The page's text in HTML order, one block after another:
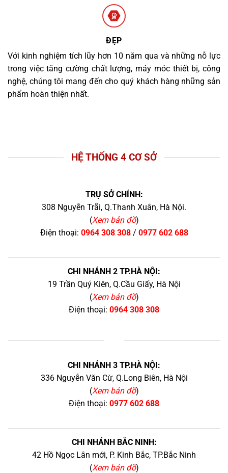
ĐẸP
Với kinh nghiệm tích lũy hơn 10 năm qua và những nỗ lực
trong việc tăng cường chất lượng, máy móc thiết bị, công
nghệ, chúng tôi mang đến cho quý khách hàng những sản
phẩm hoàn thiện nhất.
HỆ THỐNG 4 CƠ SỞ
TRỤ SỞ CHÍNH:
308 Nguyễn Trãi, Q.Thanh Xuân, Hà Nội.
(Xem bản đồ)
Điện thoại: 0964 308 308/ 0977 602 688
CHI NHÁNH 2 TP.HÀ NỘI:
19 Trần Quý Kiên, Q.Cầu Giấy, Hà Nội
(Xem bản đồ)
Điện thoại: 0964 308 308
CHI NHÁNH 3 TP.HÀ NỘI:
336 Nguyễn Văn Cừ, Q.Long Biên, Hà Nội
(Xem bản đồ)
Điện thoại: 0977 602 688
CHI NHÁNH BẮC NINH:
42 Hồ Ngọc Lân mới, P. Kinh Bắc, TP.Bắc Ninh
(Xem bản đồ)